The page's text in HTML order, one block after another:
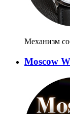
Механизм
Moscow